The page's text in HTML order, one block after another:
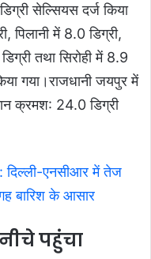
सेल्सियस दर्ज किया
पिलानी में 8.0 डिग्री,
तथा सिरोही में 8.9
गया।राजधानी जयपुर में
क्रमश: 24.0 डिग्री
एनसीआर में तेज
बारिश के आसार
पहुंचा